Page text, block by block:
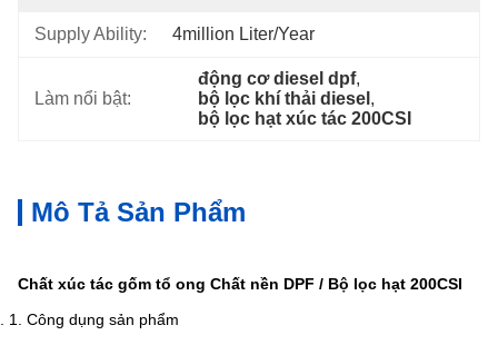
Supply Ability: 4million Liter/year
Làm nổi bật:
động cơ diesel dpf,
bộ lọc khí thải diesel ,
bộ lọc hạt xúc tác 200CSI
Mô Tả Sản Phẩm
Chất xúc tác gốm tổ ong Chất nền DPF / Bộ lọc hạt 200CSI
1. Công dụng sản phẩm